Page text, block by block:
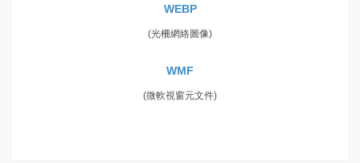
WEBP
(光柵網絡圖像)
WMF
(微軟視窗元文件)